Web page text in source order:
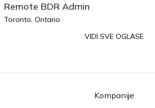
Remote BDR Admin
Toronto, Ontario
VIDI SVE OGLASE
Kompanije